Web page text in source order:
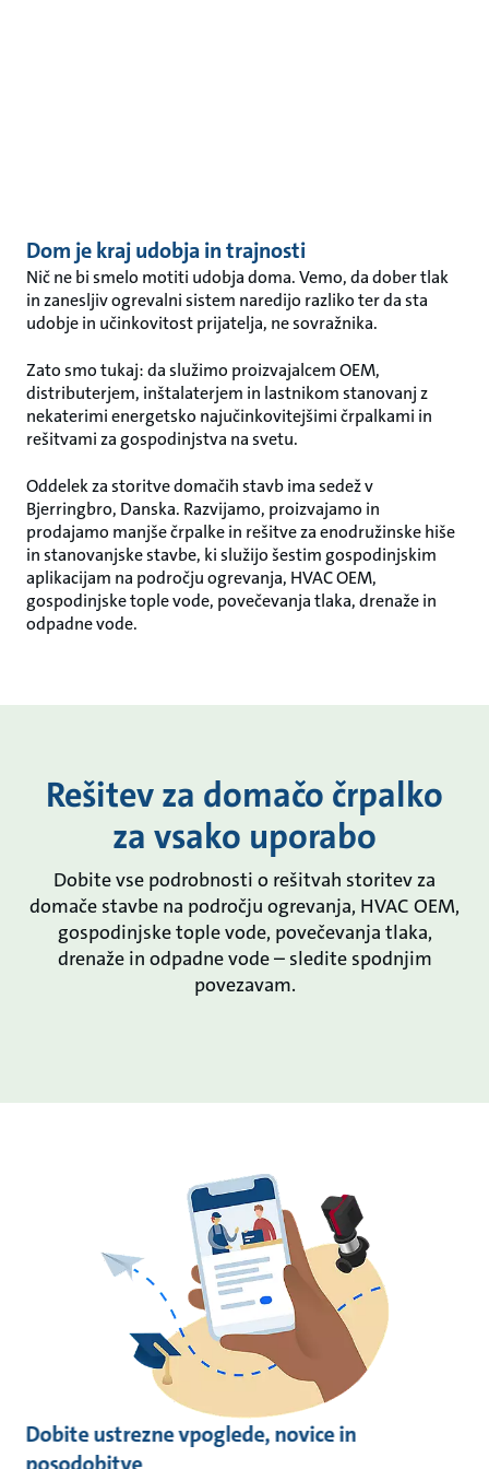
Dom je kraj udobja in trajnosti
Nič ne bi smelo motiti udobja doma. Vemo, da dober tlak
in zanesljiv ogrevalni sistem naredijo razliko ter da sta
udobje in učinkovitost prijatelja, ne sovražnika.
Zato smo tukaj: da služimo proizvajalcem OEM,
distributerjem, inštalaterjem in lastnikom stanovanj z
nekaterimi energetsko najučinkovitejšimi črpalkami in
rešitvami za gospodinjstva na svetu.
Oddelek za storitve domačih stavb ima sedež v
Bjerringbro, Danska. Razvijamo, proizvajamo in
prodajamo manjše črpalke in rešitve za enodružinske hiše
in stanovanjske stavbe, ki služijo šestim gospodinjskim
aplikacijam na področju ogrevanja, HVAC OEM,
gospodinjske tople vode, povečevanja tlaka, drenaže in
odpadne vode.
Rešitev za domačo črpalko
za vsako uporabo
Dobite vse podrobnosti o rešitvah storitev za
domače stavbe na področju ogrevanja, HVAC OEM,
gospodinjske tople vode, povečevanja tlaka,
drenaže in odpadne vode – sledite spodnjim
povezavam.
Dobite ustrezne vpoglede, novice in
posodobitve